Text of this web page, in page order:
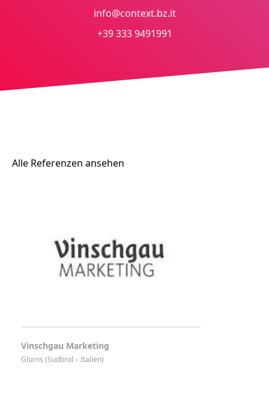
info@context.bz.it
+39 333 9491991
Alle Referenzen ansehen
Vinschgau Marketing
Glurns (Südtirol – Italien)